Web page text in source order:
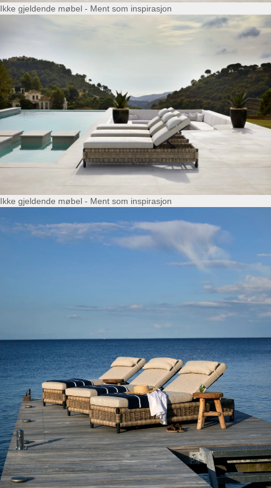
Ikke gjeldende møbel - Ment som inspirasjon
Ikke gjeldende møbel - Ment som inspirasjon